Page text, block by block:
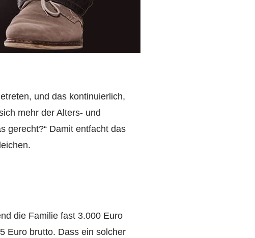
und das kontinuierlich,
mehr der Alters- und
gerecht?“ Damit entfacht das
die Familie fast 3.000 Euro
Euro brutto. Dass ein solcher